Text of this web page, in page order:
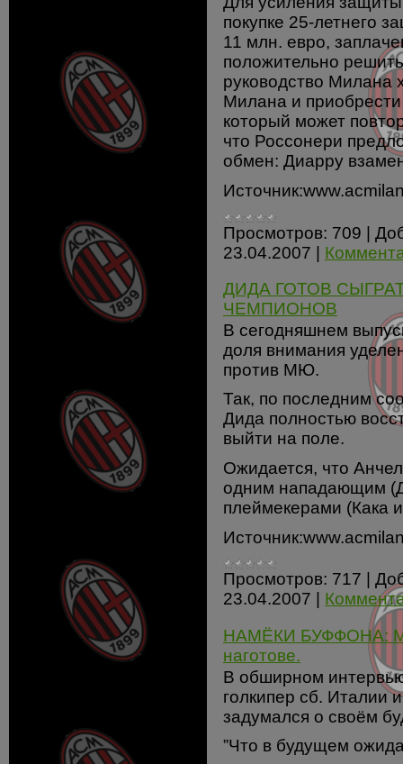
покупке 25-летнего
11 млн. евро,
положительно
руководство Милана
Милана и
который может
что Россонери
обмен: Диарру
Просмотров: 709 |
23.04.2007 |
ДИДА ГОТОВ
ЧЕМПИОНОВ
В сегодняшнем
доля внимания
против МЮ.
Так, по последним
Дида полностью
выйти на поле.
Ожидается, что
одним нападающим
плеймекерами (Кака
Просмотров: 717
23.04.2007
НАМЁКИ БУФФОНА:
наготове.
В обширном
голкипер сб.
задумался о своём
”Что в будущем